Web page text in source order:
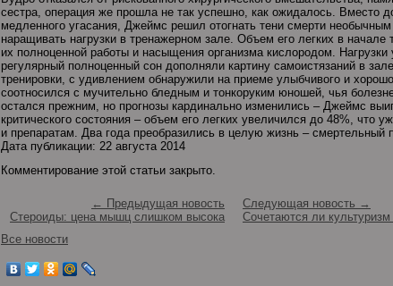
сестра, операция же прошла не так успешно, как ожидалось. Вместо
медленного угасания, Джеймс решил отогнать тени смерти
наращивать нагрузки в тренажерном зале. Объем его легких в
их полноценной работы и насыщения организма кислородом.
регулярный полноценный сон дополняли картину самоистязаний в
тренировки, с удивлением обнаружили на приеме улыбчивого и
соотносился с мучительно бледным и тонкоруким юношей, чья
остался прежним, но прогнозы кардинально изменились – Джеймс
критического состояния – объем его легких увеличился до 48%, что
и препаратам. Два года преобразились в целую жизнь – смертельный
Дата публикации: 22 августа 2014
Комментирование этой статьи закрыто.
← Предыдущая новость
Стероиды: цена мышц слишком высока
Следующая новость →
Сочетаются ли
Все новости